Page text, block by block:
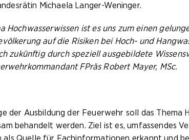
Michaela Langer-Weninger.
Hochwasserwissen ist es uns zum einen
auf die Risiken bei Hoch- und
zukünftig durch speziell ausgebildete
FPräs Robert Mayer, MSc.
der Ausbildung der Feuerwehr soll das
behandelt werden. Ziel ist es, umfassendes
Quelle für Fachinformationen erkannt und